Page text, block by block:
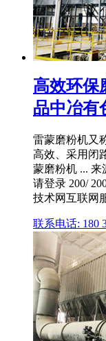
高效环保
品中冶有
雷蒙磨粉机又
高效、采用闭
蒙磨粉机 ... 来
请登录 200/
技术网互联网
联系电话: 180